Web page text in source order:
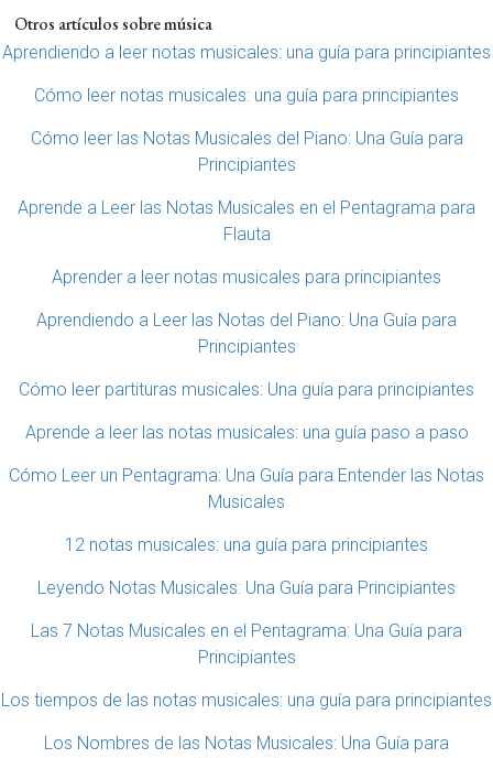
Otros artículos sobre música
Aprendiendo a leer notas musicales: una guía para principiantes
Cómo leer notas musicales: una guía para principiantes
Cómo leer las Notas Musicales del Piano: Una Guía para
Principiantes
Aprende a Leer las Notas Musicales en el Pentagrama para
Flauta
Aprender a leer notas musicales para principiantes
Aprendiendo a Leer las Notas del Piano: Una Guía para
Principiantes
Cómo leer partituras musicales: Una guía para principiantes
Aprende a leer las notas musicales: una guía paso a paso
Cómo Leer un Pentagrama: Una Guía para Entender las Notas
Musicales
12 notas musicales: una guía para principiantes
Leyendo Notas Musicales: Una Guía para Principiantes
Las 7 Notas Musicales en el Pentagrama: Una Guía para
Principiantes
Los tiempos de las notas musicales: una guía para principiantes
Los Nombres de las Notas Musicales: Una Guía para